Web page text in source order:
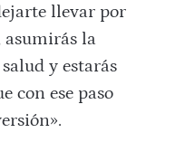
llevar por
asumirás la
y estarás
con ese paso